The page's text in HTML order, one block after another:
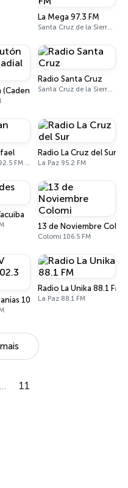
La Mega 97.3 FM
Santa Cruz de la Sierra 97.3 FM
(Cadena Radial Plutón)
Radio Santa Cruz
Santa Cruz de la Sierra 92.2 FM, 960 AM
Cochabamba 92.5 FM / 1310 AM
Radio La Cruz del Sur
La Paz 95.2 FM
13 de Noviembre
Colomi 106.5 FM
102.3 FM
Radio La Unika 88.1 FM
La Paz 88.1 FM
… 11